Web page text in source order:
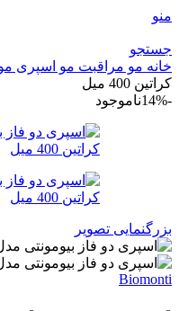
منو
جستجو
خانه مو مراقبت مو اسپری
کراتین 400 میل
-14%
ناموجود
بزرگنمایی تصویر
Biomonti